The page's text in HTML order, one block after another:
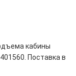
кабины
Поставка в